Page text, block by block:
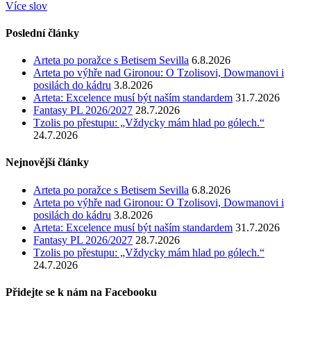
Více slov
Poslední články
Arteta po poražce s Betisem Sevilla 6.8.2026
Arteta po výhře nad Gironou: O Tzolisovi, Dowmanovi i
posilách do kádru 3.8.2026
Arteta: Excelence musí být naším standardem 31.7.2026
Fantasy PL 2026/2027 28.7.2026
Tzolis po přestupu: „Vždycky mám hlad po gólech.“
24.7.2026
Nejnovější články
Arteta po poražce s Betisem Sevilla 6.8.2026
Arteta po výhře nad Gironou: O Tzolisovi, Dowmanovi i
posilách do kádru 3.8.2026
Arteta: Excelence musí být naším standardem 31.7.2026
Fantasy PL 2026/2027 28.7.2026
Tzolis po přestupu: „Vždycky mám hlad po gólech.“
24.7.2026
Přidejte se k nám na Facebooku